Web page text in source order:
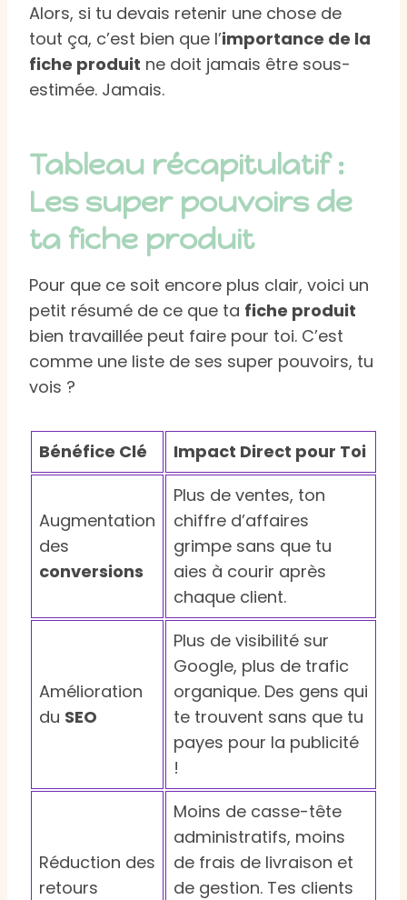
Alors, si tu devais retenir une chose de
tout ça, c’est bien que l’importance de la
fiche produit ne doit jamais être sous-
estimée. Jamais.
Tableau récapitulatif :
Les super pouvoirs de
ta fiche produit
Pour que ce soit encore plus clair, voici un
petit résumé de ce que ta fiche produit
bien travaillée peut faire pour toi. C’est
comme une liste de ses super pouvoirs, tu
vois ?
Bénéfice Clé Impact Direct pour Toi
Augmentation
des
conversions
Plus de ventes, ton
chiffre d’affaires
grimpe sans que tu
aies à courir après
chaque client.
Amélioration
du SEO
Plus de visibilité sur
Google, plus de trafic
organique. Des gens qui
te trouvent sans que tu
payes pour la publicité
!
Réduction des
retours
Moins de casse-tête
administratifs, moins
de frais de livraison et
de gestion. Tes clients